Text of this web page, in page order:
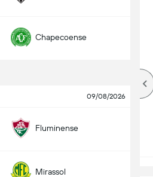
Chapecoense
09/08/2026
Fluminense
Mirassol